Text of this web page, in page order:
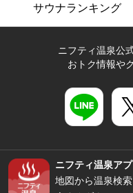
サウナランキング
ニフティ温泉公
おトク情報や
ニフティ温泉アプ
地図から温泉検